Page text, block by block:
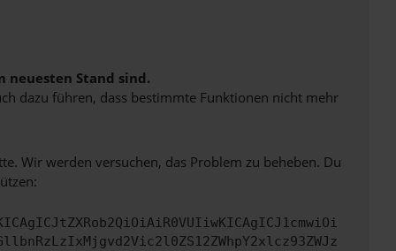
neuesten Stand sind.
dazu führen, dass bestimmte Funktionen nicht mehr
Wir werden versuchen, das Problem zu beheben. Du